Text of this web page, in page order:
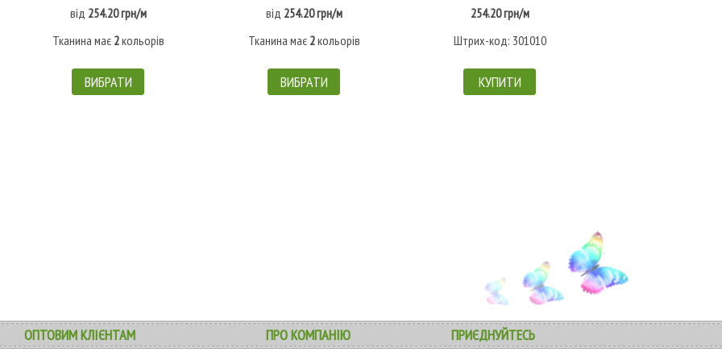
від 254.20 грн/м
Тканина має 2кольорів
ВИБРАТИ
від 254.20 грн/м
Тканина має 2кольорів
ВИБРАТИ
254.20 грн/м
Штрих-код: 301010
КУПИТИ
ОПТОВИМ КЛІЄНТАМ ПРО КОМПАНІЮ ПРИЄДНУЙТЕСЬ